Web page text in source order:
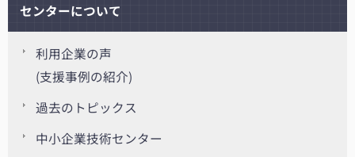
センターについて
利用企業の声
(支援事例の紹介)
過去のトピックス
中小企業技術センター